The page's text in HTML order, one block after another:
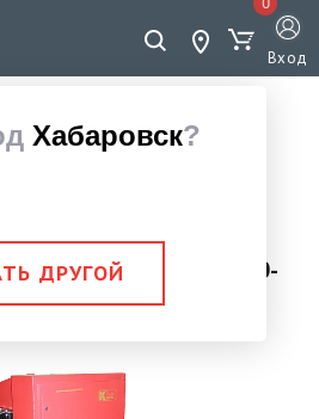
Хабаровск?
ДРУГОЙ
Вход
бетона
КТПТО - 80-У1
бетона КТПТО - 80-